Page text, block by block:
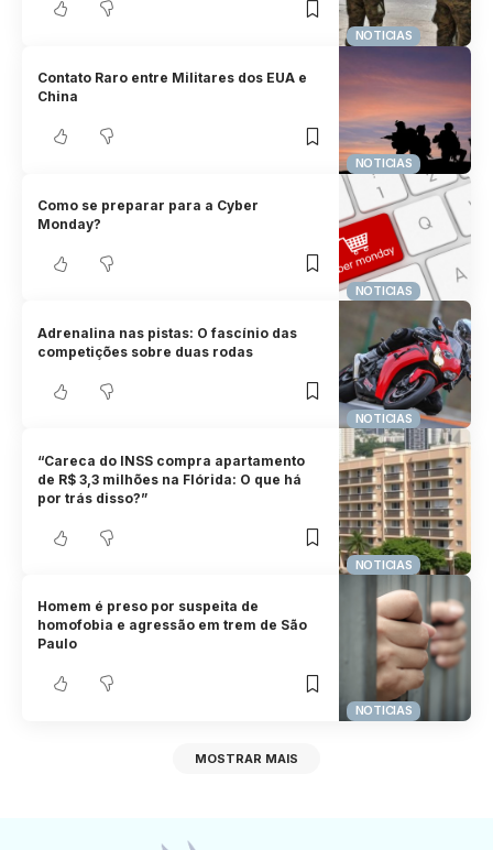
NOTICIAS
NOTICIAS
Contato Raro entre Militares dos EUA e
China
NOTICIAS
Como se preparar para a Cyber
Monday?
NOTICIAS
Adrenalina nas pistas: O fascínio das
competições sobre duas rodas
NOTICIAS
“Careca do INSS compra apartamento
de R$ 3,3 milhões na Flórida: O que há
por trás disso?”
NOTICIAS
Homem é preso por suspeita de
homofobia e agressão em trem de São
Paulo
MOSTRAR MAIS